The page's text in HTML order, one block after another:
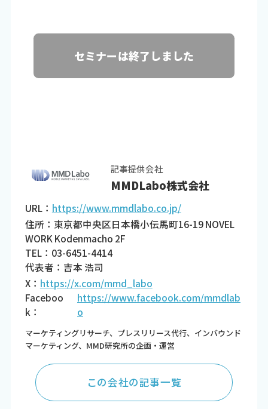
セミナーは終了しました
記事提供会社
MMDLabo株式会社
URL： https://www.mmdlabo.co.jp/
住所：東京都中央区日本橋小伝馬町16-19 NOVEL
WORK Kodenmacho 2F
TEL：03-6451-4414
代表者：吉本 浩司
X： https://x.com/mmd_labo
Faceboo
k：
https://www.facebook.com/mmdlab
o
マーケティングリサーチ、プレスリリース代行、インバウンド
マーケティング、MMD研究所の企画・運営
この会社の記事一覧